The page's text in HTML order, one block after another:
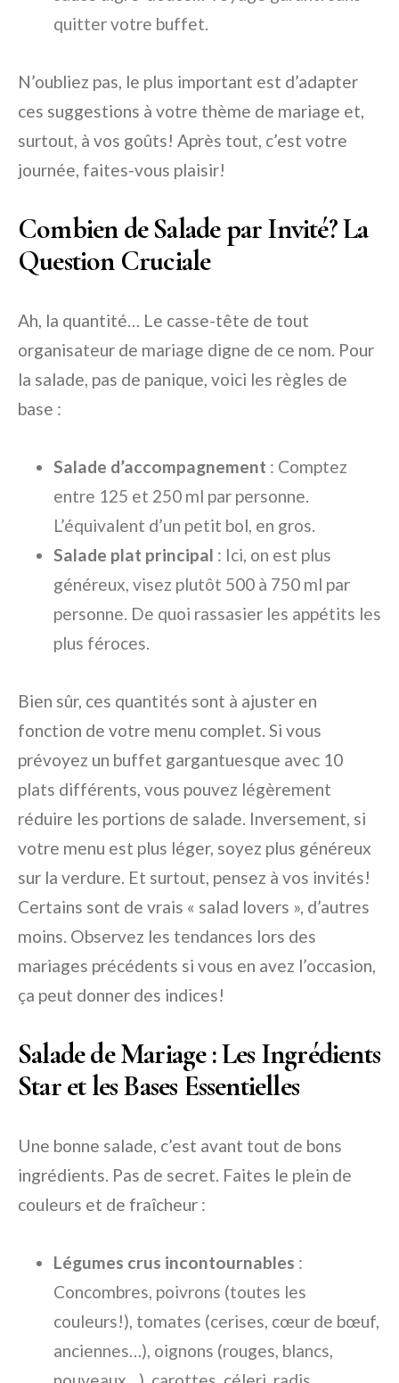
quitter votre buffet.
N’oubliez pas, le plus important est d’adapter
ces suggestions à votre thème de mariage et,
surtout, à vos goûts! Après tout, c’est votre
journée, faites-vous plaisir!
Combien de Salade par Invité? La
Question Cruciale
Ah, la quantité… Le casse-tête de tout
organisateur de mariage digne de ce nom. Pour
la salade, pas de panique, voici les règles de
base :
Salade d’accompagnement : Comptez
entre 125 et 250 ml par personne.
L’équivalent d’un petit bol, en gros.
Salade plat principal : Ici, on est plus
généreux, visez plutôt 500 à 750 ml par
personne. De quoi rassasier les appétits les
plus féroces.
Bien sûr, ces quantités sont à ajuster en
fonction de votre menu complet. Si vous
prévoyez un buffet gargantuesque avec 10
plats différents, vous pouvez légèrement
réduire les portions de salade. Inversement, si
votre menu est plus léger, soyez plus généreux
sur la verdure. Et surtout, pensez à vos invités!
Certains sont de vrais « salad lovers », d’autres
moins. Observez les tendances lors des
mariages précédents si vous en avez l’occasion,
ça peut donner des indices!
Salade de Mariage : Les Ingrédients
Star et les Bases Essentielles
Une bonne salade, c’est avant tout de bons
ingrédients. Pas de secret. Faites le plein de
couleurs et de fraîcheur :
Légumes crus incontournables :
Concombres, poivrons (toutes les
couleurs!), tomates (cerises, cœur de bœuf,
anciennes…), oignons (rouges, blancs,